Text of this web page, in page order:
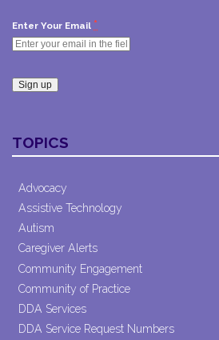
Enter Your Email *
Contact
Use.
leave
this field
TOPICS
Advocacy
Assistive Technology
Autism
Caregiver Alerts
Community Engagement
Community of Practice
DDA Services
DDA Service Request Numbers